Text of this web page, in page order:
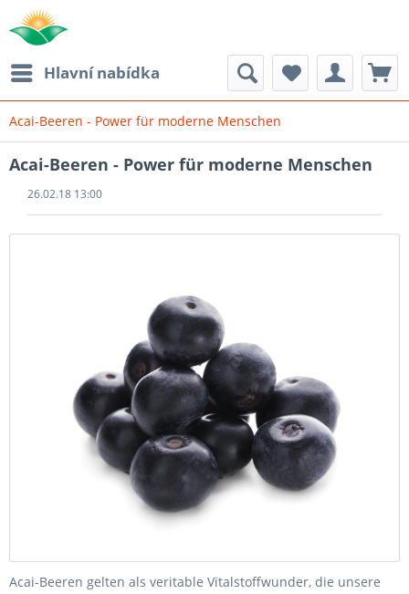
Hlavní nabídka
Acai-Beeren - Power für moderne Menschen
Acai-Beeren - Power für moderne Menschen
26.02.18 13:00
Acai-Beeren gelten als veritable Vitalstoffwunder, die unsere